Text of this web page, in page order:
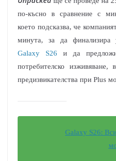
по-късно в сравнение с
което подсказва, че
минута, за да финализира
Galaxy S26 и да
потребителско изживяване,
предизвикателства при Plus
Galaxy S26: